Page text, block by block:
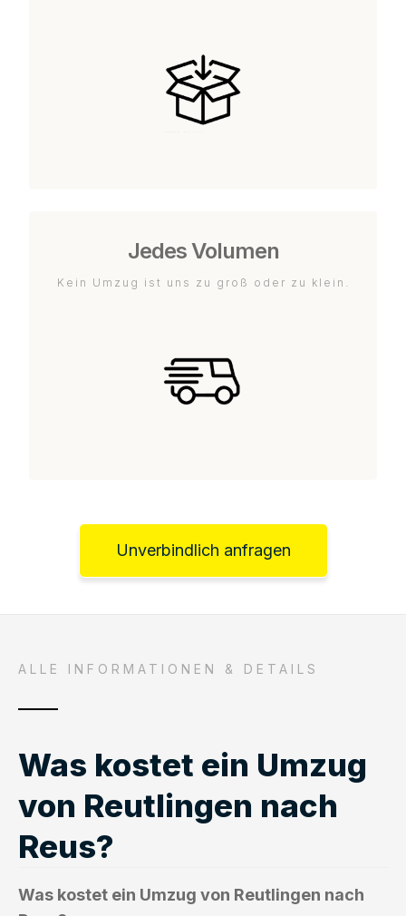
Jedes Volumen
Kein Umzug ist uns zu groß oder zu klein.
Unverbindlich anfragen
ALLE INFORMATIONEN & DETAILS
Was kostet ein Umzug
von Reutlingen nach
Reus?
Was kostet ein Umzug von Reutlingen nach